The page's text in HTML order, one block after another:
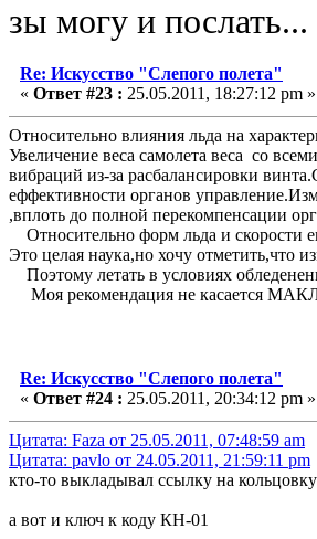
зы могу и послать...
Re: Искусство "Слепого полета"
« Ответ #23 : 25.05.2011, 18:27:12 pm »
Относительно влияния льда на
Увеличение веса самолета веса со
вибраций из-за расбалансировки
еффективности органов
,вплоть до полной перекомпенсации
Относительно форм льда и скорости
Это целая наука,но хочу отметить,что
Поэтому летать в условиях
Моя рекомендация не касается
Re: Искусство "Слепого полета"
« Ответ #24 : 25.05.2011, 20:34:12 pm »
Цитата: Faza от 25.05.2011, 07:48:59 am
Цитата: pavlo от 24.05.2011, 21:59:11 pm
кто-то выкладывал ссылку на
а вот и ключ к коду КН-01